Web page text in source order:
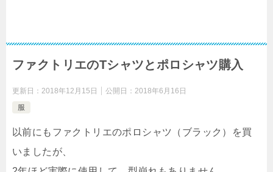
ファクトリエのTシャツとポロシャツ購入
更新日： 2018年12月15日 公開日： 2018年6月16日
服
以前にもファクトリエのポロシャツ（ブラック）を買
いましたが、